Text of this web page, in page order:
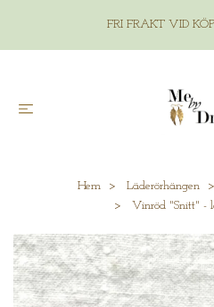
FRI FRAKT VID
Hem Läderörhängen
Vinröd "Snitt" -